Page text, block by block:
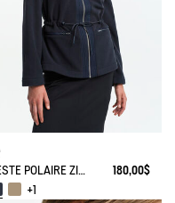
VESTE POLAIRE ZIPPÉE BI-MATIÈRE, TOUCHÉ PEAU DE PÊCHE
180,00$
+1